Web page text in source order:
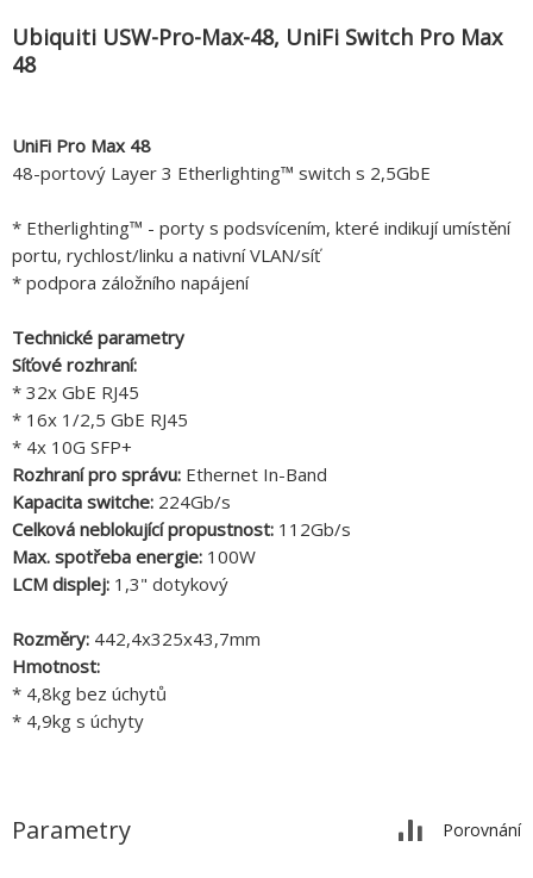
Ubiquiti USW-Pro-Max-48, UniFi Switch Pro Max
48
UniFi Pro Max 48
48-portový Layer 3 Etherlighting™ switch s 2,5GbE
* Etherlighting™ - porty s podsvícením, které indikují umístění
portu, rychlost/linku a nativní VLAN/síť
* podpora záložního napájení
Technické parametry
Síťové rozhraní:
* 32x GbE RJ45
* 16x 1/2,5 GbE RJ45
* 4x 10G SFP+
Rozhraní pro správu: Ethernet In-Band
Kapacita switche: 224Gb/s
Celková neblokující propustnost: 112Gb/s
Max. spotřeba energie: 100W
LCM displej: 1,3" dotykový
Rozměry: 442,4x325x43,7mm
Hmotnost:
* 4,8kg bez úchytů
* 4,9kg s úchyty
Parametry Porovnání